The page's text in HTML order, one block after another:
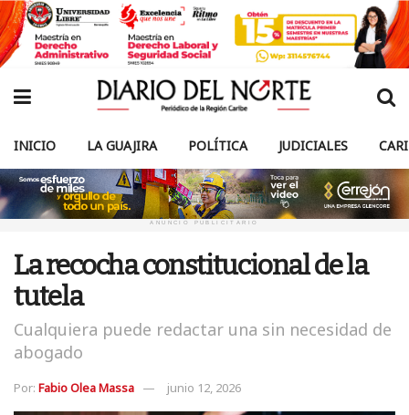
INICIO LA GUAJIRA POLÍTICA JUDICIALES
ANUNCIO PUBLICITARIO
La recocha constitucional de la
tutela
Cualquiera puede redactar una sin necesidad de
abogado
Por: Fabio Olea Massa junio 12, 2026